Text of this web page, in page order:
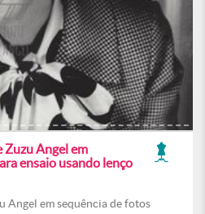
Zuzu Angel em
ensaio usando lenço
Angel em sequência de fotos